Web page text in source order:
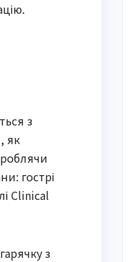
з
як
гострі
Clinical
з